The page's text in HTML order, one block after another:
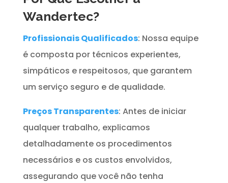
Wandertec?
Profissionais Qualificados: Nossa equipe
é composta por técnicos experientes,
simpáticos e respeitosos, que garantem
um serviço seguro e de qualidade.
Preços Transparentes: Antes de iniciar
qualquer trabalho, explicamos
detalhadamente os procedimentos
necessários e os custos envolvidos,
assegurando que você não tenha